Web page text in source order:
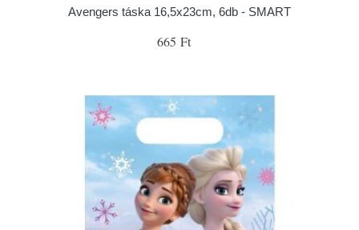
Avengers táska 16,5x23cm, 6db - SMART
665 Ft